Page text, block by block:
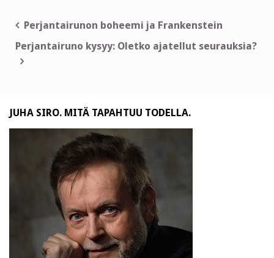
Artikkelien
selaus
Perjantairunon boheemi ja Frankenstein
Perjantairuno kysyy: Oletko ajatellut seurauksia?
JUHA SIRO. MITÄ TAPAHTUU TODELLA.